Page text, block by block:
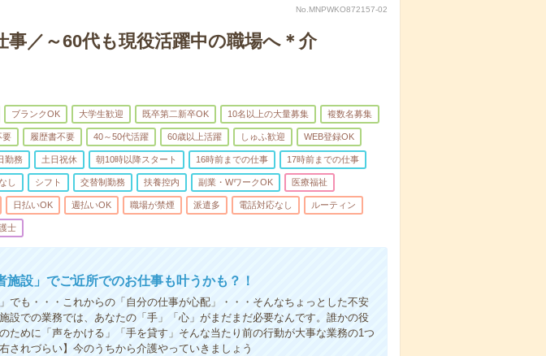
No.MNPWKO872157-02
事／～60代も現役活躍中の職場へ＊介
ブランクOK 大学生歓迎 既卒第二新卒OK 10名以上の大量募集 複数名募集
要 履歴書不要 40～50代活躍 60歳以上活躍 しゅふ歓迎 WEB登録OK
勤務 土日祝休 朝10時以降スタート 16時前までの仕事 17時前までの仕事
し シフト 交替制勤務 扶養控内 副業・WワークOK 医療福祉
日払いOK 週払いOK 職場が禁煙 派遣多 電話対応なし ルーティン
士
施設」でご近所でのお仕事も叶うかも？！
でも・・・これからの「自分の仕事が心配」・・・そんなちょっとした不安
設での業務では、あなたの「手」「心」がまだまだ必要なんです。誰かの役
ために「声をかける」「手を貸す」そんな当たり前の行動が大事な業務の1つ
されづらい】今のうちから介護やっていきましょう